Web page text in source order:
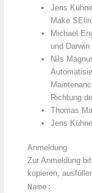
Jens
Make
Michael
und
Nils
Richtung
Thomas
Jens
Anmeldung
Zur Anmeldung
kopieren,
Name: